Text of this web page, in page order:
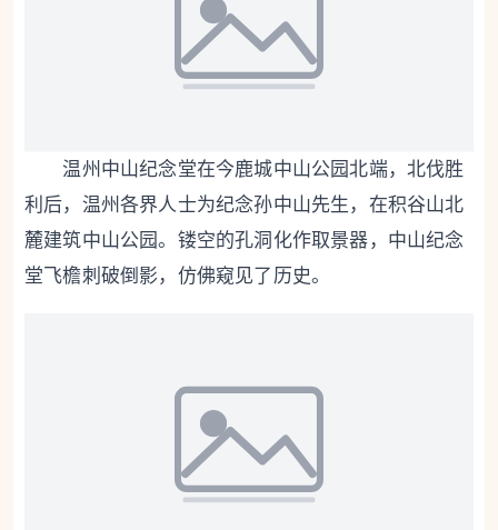
温州中山纪念堂在今鹿城中山公园北端，北伐胜
利后，温州各界人士为纪念孙中山先生，在积谷山北
麓建筑中山公园。镂空的孔洞化作取景器，中山纪念
堂飞檐刺破倒影，仿佛窥见了历史。